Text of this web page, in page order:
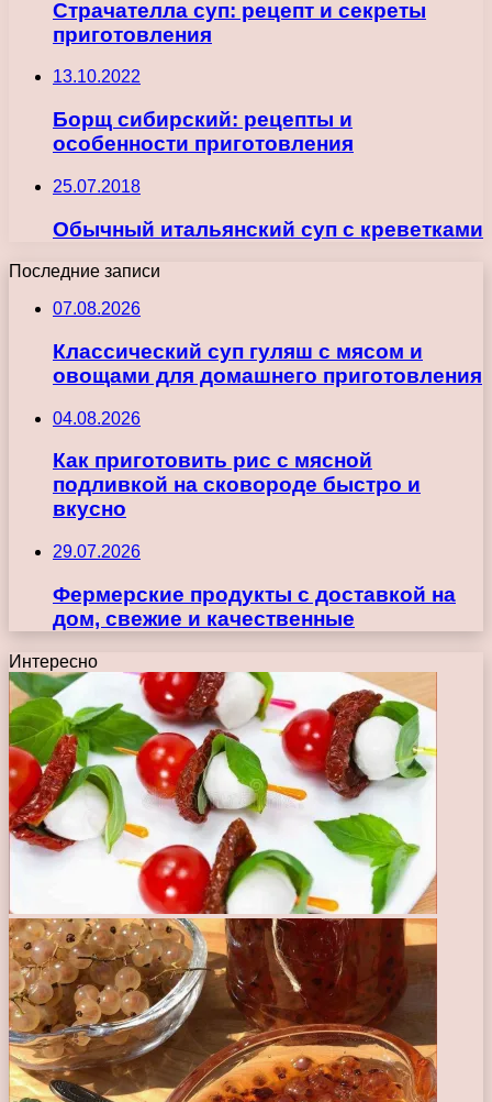
Страчателла суп: рецепт и секреты
приготовления
13.10.2022
Борщ сибирский: рецепты и
особенности приготовления
25.07.2018
Обычный итальянский суп с креветками
Последние записи
07.08.2026
Классический суп гуляш с мясом и
овощами для домашнего приготовления
04.08.2026
Как приготовить рис с мясной
подливкой на сковороде быстро и
вкусно
29.07.2026
Фермерские продукты с доставкой на
дом, свежие и качественные
Интересно